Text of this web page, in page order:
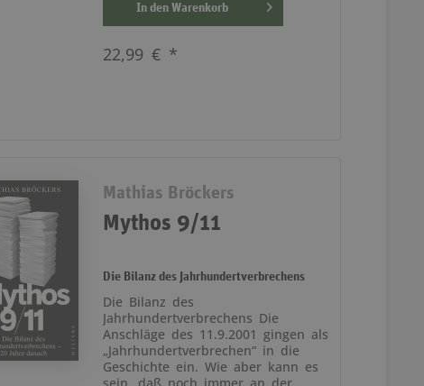
In denWarenkorb
22,99 € *
Mathias Bröckers
Mythos 9/11
Die Bilanz des Jahrhundertverbrechens
Die Bilanz des
Jahrhundertverbrechens Die
Anschläge des 11.9.2001 gingen als
„Jahrhundertverbrechen“ in die
Geschichte ein. Wie aber kann es
sein, daß noch immer an der...